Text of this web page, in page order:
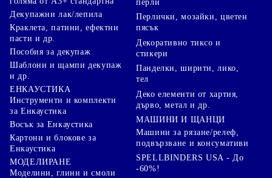
Декупажни лак/лепила
Краклета, патини, ефектни
пасти и др.
Пособия за декупаж
Шаблони и щампи декупаж
и др.
ЕНКАУСТИКА
Инструменти и комплекти
за Енкаустика
Восък за Енкаустика
Картони и блокове за
Енкаустика
МОДЕЛИРАНЕ
Моделини, глини и смоли
перли
Перлички, мозайки, цветен
пясък
Декоративно тиксо и
стикери
Панделки, ширити, лико,
тел
Деко елементи от хартия,
дърво, метал и др.
МАШИНИ И ЩАНЦИ
Машини за рязане/релеф,
подвързване и консумативи
SPELLBINDERS USA - До
-60%!